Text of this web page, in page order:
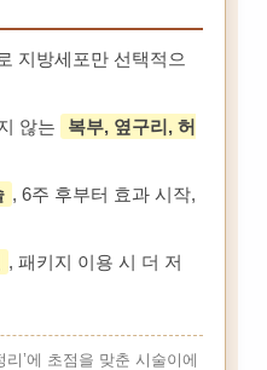
지방세포만 선택적으
않는
복부, 옆구리, 허
, 6주 후부터 효과 시작,
, 패키지 이용 시 더 저
’에 초점을 맞춘 시술이에